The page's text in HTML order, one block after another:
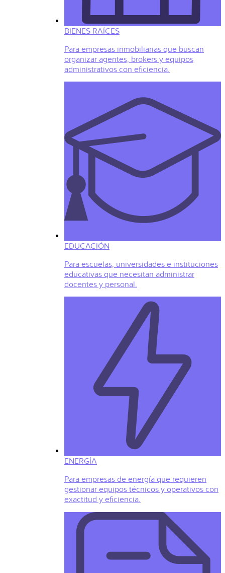
BIENES RAÍCES
Para empresas inmobiliarias que buscan
organizar agentes, brokers y equipos
administrativos con eficiencia.
EDUCACIÓN
Para escuelas, universidades e instituciones
educativas que necesitan administrar
docentes y personal.
ENERGÍA
Para empresas de energía que requieren
gestionar equipos técnicos y operativos con
exactitud y eficiencia.